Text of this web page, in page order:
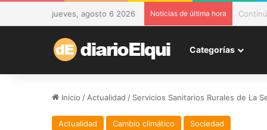
jueves, agosto 6 2026 Noticias de última hora
Categorías
Inicio / Actualidad / Servicios Sanitarios Rurales de La
Actualidad Cambio climático Sociedad